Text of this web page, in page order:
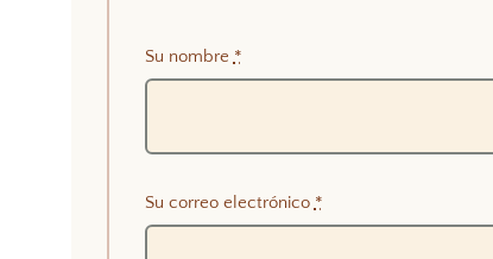
Su nombre *
Su correo electrónico *